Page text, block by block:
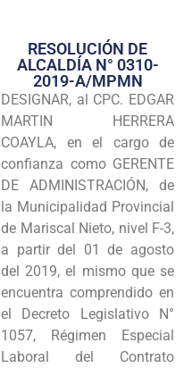
Transparencia
Seguridad
Programas
Intranet
RESOLUCIÓN DE
ALCALDÍA N° 0310-
2019-A/MPMN
DESIGNAR, al CPC. EDGAR
MARTIN HERRERA
COAYLA, en el cargo de
confianza como GERENTE
DE ADMINISTRACIÓN, de
la Municipalidad Provincial
de Mariscal Nieto, nivel F-3,
a partir del 01 de agosto
del 2019, el mismo que se
encuentra comprendido en
el Decreto Legislativo N°
1057, Régimen Especial
Laboral del Contrato